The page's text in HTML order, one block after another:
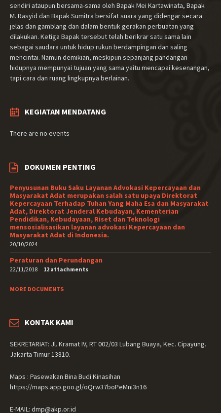
sendiri ataupun bersama-sama oleh Bapak Mei Kartawinata, Bapak
M. Rasyid dan Bapak Sumitra bersifat suara yang didengar secara
jelas dan gamblang dan dalam bentuk gerakan perbuatan yang
dilakukan. Ketiga Bapak tersebut telah berikrar satu sama lain
sebagai saudara untuk hidup rukun berdampingan dan saling
mencintai. Namun demikian, meskipun sepanjang pandangan
hidupnya mempunyai tujuan yang sama yaitu mencapai kesenangan,
tapi cara dan ruang lingkupnya berlainan.
KEGIATAN MENDATANG
There are no events
DOKUMEN PENTING
Penyusunan Buku Saku Layanan Advokasi Kepercayaan dan
Masyarakat Adat merupakan salah satu upaya Direktorat
Kepercayaan Terhadap Tuhan Yang Maha Esa dan Masyarakat
Adat, Direktorat Jenderal Kebudayan, Kementerian
Pendidikan, Kebudayaan, Riset dan Teknologi
mensosialisasikan layanan advokasi Kepercayaan dan
Masyarakat Adat di Indonesia.
20/10/2024
Peraturan dan Perundangan
22/11/2018 12 attachments
MORE DOCUMENTS
KONTAK KAMI
SEKRETARIAT: Jl. Kramat IV, RT 002/03 Lubang Buaya, Kec. Cipayung.
Jakarta Timur 13810.
Maps : Pasewakan Bina Budi Kinasihan
https://maps.app.goo.gl/oQrw37boPeMni3n16
E-MAIL: dmp@akp.or.id